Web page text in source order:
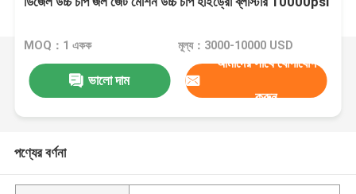
MOQ：1 একক মূল্য：3000-10000 USD
ভালো দাম
আমাদের সাথে যোগাযোগ
করুন
পণ্যের বর্ণনা